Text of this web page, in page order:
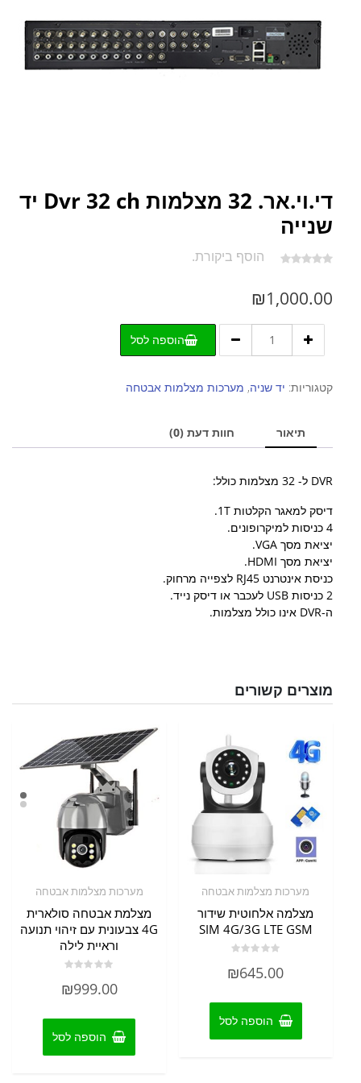
די.וי.אר. 32 מצלמות Dvr 32 ch יד
שנייה
הוסף ביקורת.
₪1,000.00
32
ch
שנייה
הוספה לסל
קטגוריות: יד שניה, מערכות מצלמות אבטחה
תיאור חוות דעת (0)
DVR ל- 32 מצלמות כולל:
דיסק למאגר הקלטות 1T.
4 כניסות למיקרופונים.
יציאת מסך VGA.
יציאת מסך HDMI.
כניסת אינטרנט RJ45 לצפייה מרחוק.
2 כניסות USB לעכבר או דיסק נייד.
ה-DVR אינו כולל מצלמות.
מוצרים קשורים
מערכות מצלמות אבטחה
מצלמה אלחוטית שידור
SIM 4G/3G LTE GSM
0
₪645.00
הוספה לסל
מערכות מצלמות אבטחה
מצלמת אבטחה סולארית
4G צבעונית עם זיהוי תנועה
וראיית לילה
0
₪999.00
הוספה לסל